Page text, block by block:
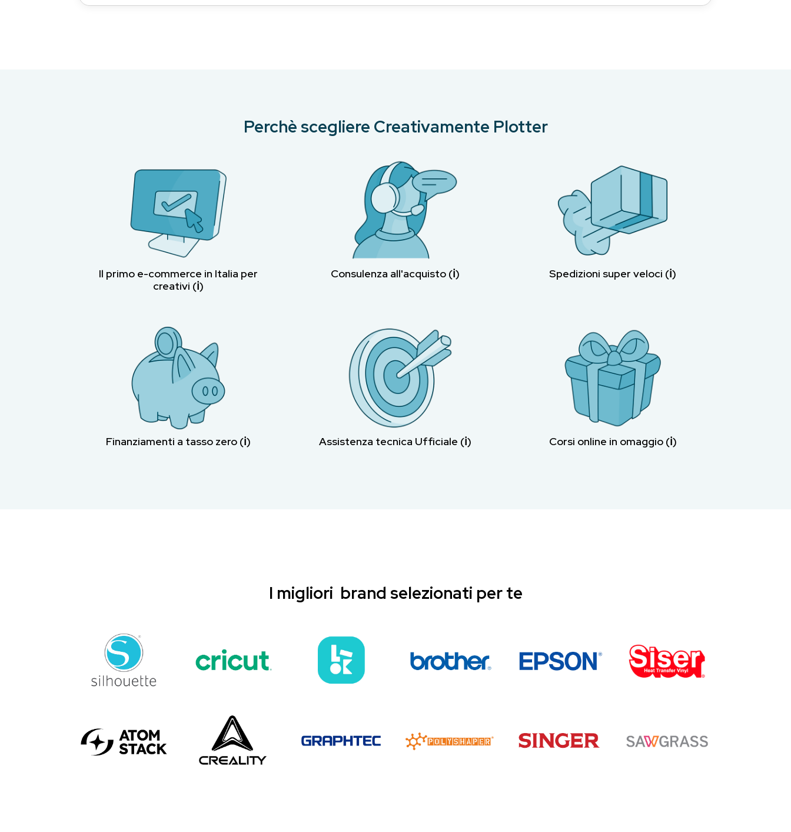
Perchè scegliere Creativamente Plotter
Il primo e-commerce in Italia per
creativi (ℹ︎)
Consulenza all'acquisto (ℹ︎) Spedizioni super veloci (ℹ︎)
Finanziamenti a tasso zero (ℹ︎) Assistenza tecnica Ufficiale (ℹ︎) Corsi online in omaggio (ℹ︎)
I migliori brand selezionati per te